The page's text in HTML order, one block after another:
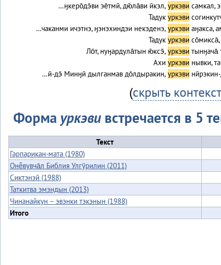
…ӈкеро̄дэ̄ви эе̄тмӣ, дю̄ла̄ви ӣкэл, уркэви самкал,
Тадук уркэви
…чаканми ичэтнэ, ӈэнэхиндэи некэденэ, уркэви аӈакса,
Тадук уркэви
Ло̄т, нуӈардула̄тын ю̄ксэ̄, уркэви тынӈача̄
Ахи уркэви нывки,
…ӣ-дэ̄ Минӈӣ дылганмав до̄лдыракин, уркэви
(скрыть контекст
Форма уркэви встречается в 5
Текст
Гарпарикан-мата (1980)
Онё̄вувча̄л Библия Улгӯрилин (2011)
Сиктэнэй (1988)
Таткитва эмэндын (2013)
Чинанайкун – эвэнки тэкэнын (1988)
Итого